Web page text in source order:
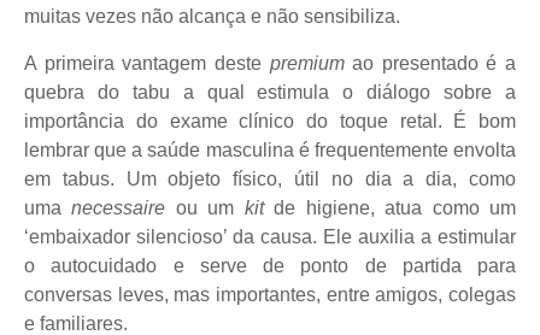
muitas vezes não alcança e não sensibiliza.
A primeira vantagem deste premiumao presentado é a
quebra do tabu a qual estimula o diálogo sobre a
importância do exame clínico do toque retal. É bom
lembrar que a saúde masculina é frequentemente envolta
em tabus. Um objeto físico, útil no dia a dia, como
umanecessaire ou um kitde higiene, atua como um
‘embaixador silencioso’ da causa. Ele auxilia a estimular
o autocuidado e serve de ponto de partida para
conversas leves, mas importantes, entre amigos, colegas
e familiares.